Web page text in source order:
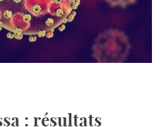
: résultats